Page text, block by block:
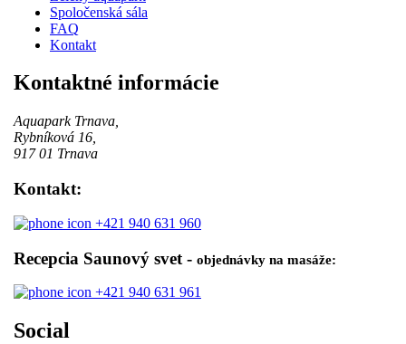
Spoločenská sála
FAQ
Kontakt
Kontaktné informácie
Aquapark Trnava,
Rybníková 16,
917 01 Trnava
Kontakt:
+421 940 631 960
Recepcia Saunový svet - objednávky na masáže:
+421 940 631 961
Social